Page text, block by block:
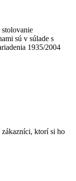
sú v súlade s
1935/2004
ktorí si ho